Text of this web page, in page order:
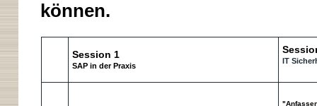
können.
Session 1
SAP in der Praxis
IT